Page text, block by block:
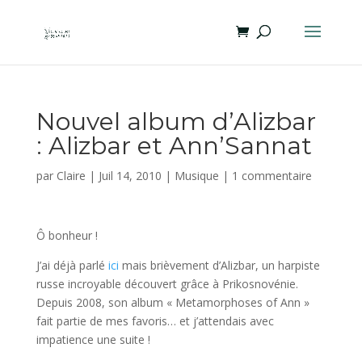
Nouvel album d’Alizbar
: Alizbar et Ann’Sannat
par Claire | Juil 14, 2010 | Musique | 1 commentaire
Ô bonheur !
J’ai déjà parlé ici mais brièvement d’Alizbar, un harpiste
russe incroyable découvert grâce à Prikosnovénie.
Depuis 2008, son album « Metamorphoses of Ann »
fait partie de mes favoris… et j’attendais avec
impatience une suite !